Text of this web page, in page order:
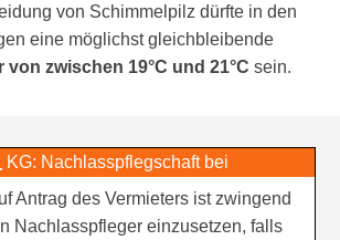
von Schimmelpilz dürfte in den
eine möglichst gleichbleibende
von zwischen 19°C und 21°C sein.
KG: Nachlasspflegschaft bei
Antrag des Vermieters ist zwingend
Nachlasspfleger einzusetzen, falls